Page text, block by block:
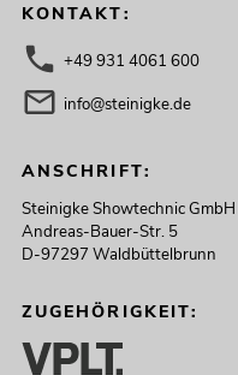
KONTAKT:
+49 931 4061 600
info@steinigke.de
ANSCHRIFT:
Steinigke Showtechnic GmbH
Andreas-Bauer-Str. 5
D-97297 Waldbüttelbrunn
ZUGEHÖRIGKEIT: